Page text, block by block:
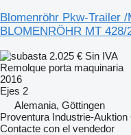
Blomenröhr Pkw-Trailer
BLOMENRÖHR MT 428/
2.025 € Sin IVA
Remolque porta maquinaria
2016
Ejes 2
Alemania, Göttingen
Proventura Industrie-Auktion
Contacte con el vendedor